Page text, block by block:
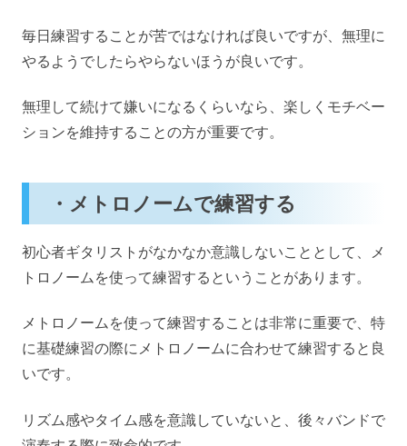
毎日練習することが苦ではなければ良いですが、無理に
やるようでしたらやらないほうが良いです。
無理して続けて嫌いになるくらいなら、楽しくモチベー
ションを維持することの方が重要です。
・メトロノームで練習する
初心者ギタリストがなかなか意識しないこととして、メ
トロノームを使って練習するということがあります。
メトロノームを使って練習することは非常に重要で、特
に基礎練習の際にメトロノームに合わせて練習すると良
いです。
リズム感やタイム感を意識していないと、後々バンドで